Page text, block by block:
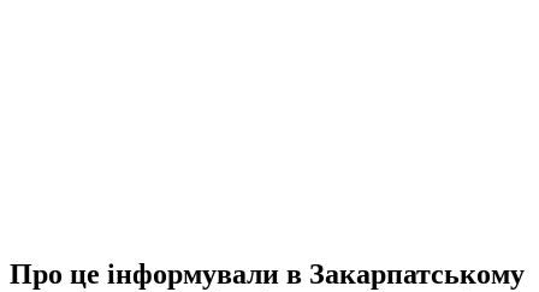
Про це інформували в Закарпатському